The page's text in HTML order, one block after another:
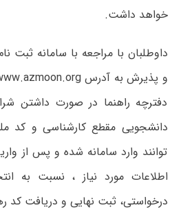
خواهد داشت.
داوطلبان با مراجعه با سامانه ثبت
دفترچه راهنما در صورت داشتن
دانشجویی مقطع کارشناسی و کد
توانند وارد سامانه شده و پس از
اطلاعات مورد نیاز ، نسبت به
درخواستی، ثبت نهایی و دریافت کد